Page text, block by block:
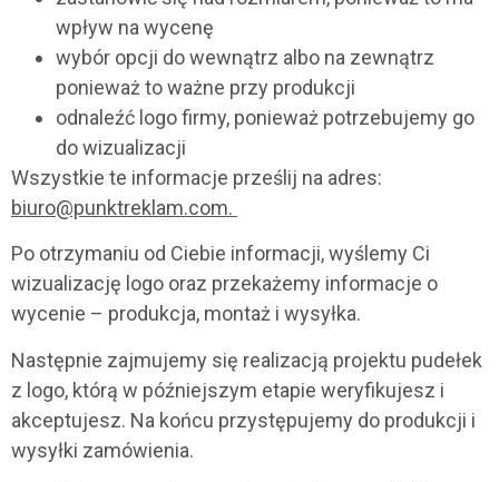
wpływ na wycenę
wybór opcji do wewnątrz albo na zewnątrz
ponieważ to ważne przy produkcji
odnaleźć logo firmy, ponieważ potrzebujemy go
do wizualizacji
Wszystkie te informacje prześlij na adres:
biuro@punktreklam.com.
Po otrzymaniu od Ciebie informacji, wyślemy Ci
wizualizację logo oraz przekażemy informacje o
wycenie – produkcja, montaż i wysyłka.
Następnie zajmujemy się realizacją projektu pudełek
z logo, którą w późniejszym etapie weryfikujesz i
akceptujesz. Na końcu przystępujemy do produkcji i
wysyłki zamówienia.